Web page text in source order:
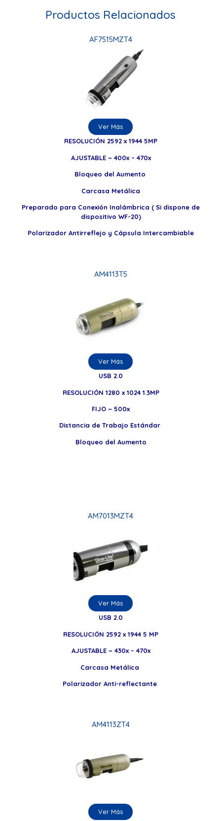
Productos Relacionados
AF7515MZT4
USB 2.0
RESOLUCIÓN 2592 x 1944 5MP
AJUSTABLE ~ 400x – 470x
Bloqueo del Aumento
Carcasa Metálica
Preparado para Conexión Inalámbrica ( Si dispone de
dispositivo WF-20)
Polarizador Antirreflejo y Cápsula Intercambiable
Ver Más
AM4113T5
USB 2.0
RESOLUCIÓN 1280 x 1024 1.3MP
FIJO ~ 500x
Distancia de Trabajo Estándar
Bloqueo del Aumento
Ver Más
AM7013MZT4
USB 2.0
RESOLUCIÓN 2592 x 1944 5 MP
AJUSTABLE ~ 430x – 470x
Carcasa Metálica
Polarizador Anti-reflectante
Ver Más
AM4113ZT4
Ver Más